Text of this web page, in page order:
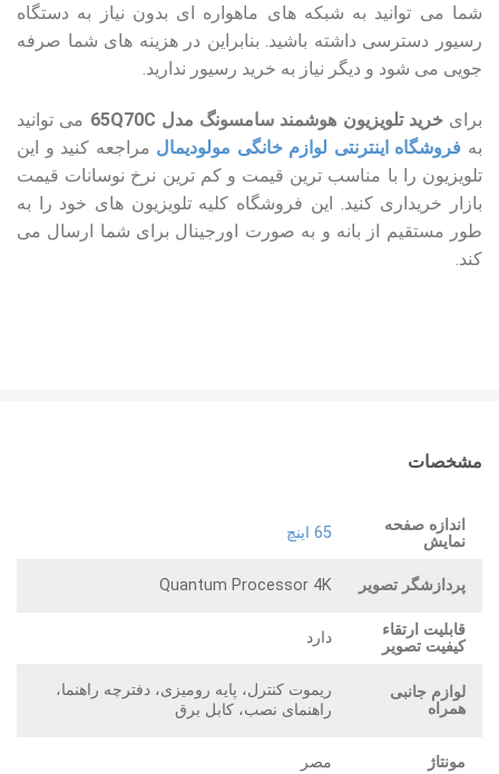
شما می توانید به شبکه های ماهواره ای بدون نیاز به دستگاه
رسیور دسترسی داشته باشید. بنابراین در هزینه های شما صرفه
جویی می شود و دیگر نیاز به خرید رسیور ندارید.
برایخرید تلویزیون هوشمند سامسونگ مدل 65Q70C
می توانید
به فروشگاه اینترنتی لوازم خانگی مولودیمال مراجعه کنید و این
تلویزیون را با مناسب ترین قیمت و کم ترین نرخ نوسانات قیمت
بازار خریداری کنید. این فروشگاه کلیه تلویزیون های خود را به
طور مستقیم از بانه و به صورت اورجینال برای شما ارسال می
کند.
مشخصات
اندازه صفحه
نمایش
65 اینچ
پردازشگر تصویر Quantum Processor 4K
قابلیت ارتقاء
کیفیت تصویر
دارد
لوازم جانبی
همراه
ریموت کنترل، پایه رومیزی، دفترچه راهنما،
راهنمای نصب، کابل برق
مونتاژ مصر